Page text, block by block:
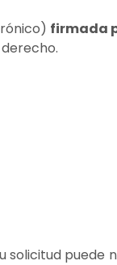
firmada
solicitud puede